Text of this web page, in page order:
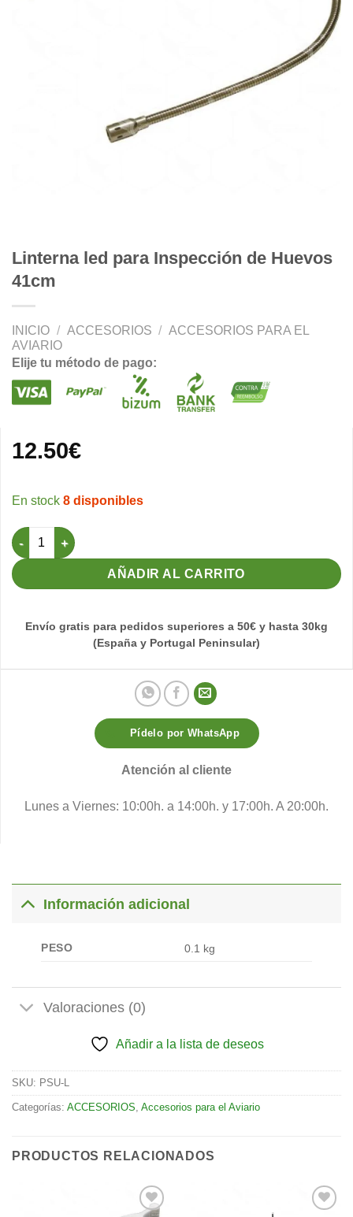
Linterna led para Inspección de Huevos
41cm
INICIO / ACCESORIOS / ACCESORIOS PARA EL
AVIARIO
Elije tu método de pago:
12.50€
8 disponibles
Linterna led para Inspección de Huevos 41cm cantidad
AÑADIR AL CARRITO
Envío gratis para pedidos superiores a 50€ y hasta 30kg
(España y Portugal Peninsular)
Pídelo por WhatsApp
Atención al cliente
Lunes a Viernes: 10:00h. a 14:00h. y 17:00h. A 20:00h.
Información adicional
PESO 0.1 kg
Valoraciones (0)
Añadir a la lista de deseos
SKU: PSU-L
Categorías: ACCESORIOS, Accesorios para el Aviario
PRODUCTOS RELACIONADOS